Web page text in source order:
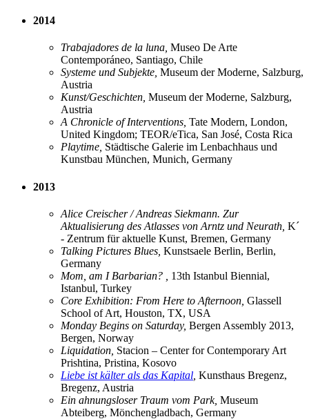
2014
Trabajadores de la luna, Museo De Arte
Contemporáneo, Santiago, Chile
Systeme und Subjekte, Museum der Moderne, Salzburg,
Austria
Kunst/Geschichten, Museum der Moderne, Salzburg,
Austria
A Chronicle of Interventions, Tate Modern, London,
United Kingdom; TEOR/eTica, San José, Costa Rica
Playtime, Städtische Galerie im Lenbachhaus und
Kunstbau München, Munich, Germany
2013
Alice Creischer / Andreas Siekmann. Zur
Aktualisierung des Atlasses von Arntz und Neurath, K´
- Zentrum für aktuelle Kunst, Bremen, Germany
Talking Pictures Blues, Kunstsaele Berlin, Berlin,
Germany
Mom, am I Barbarian? ,
13th Istanbul Biennial,
Istanbul, Turkey
Core Exhibition: From Here to Afternoon, Glassell
School of Art, Houston, TX, USA
Monday Begins on Saturday, Bergen Assembly 2013,
Bergen, Norway
Liquidation, Stacion – Center for Contemporary Art
Prishtina, Pristina, Kosovo
Liebe ist kälter als das Kapital Kunsthaus Bregenz,
Bregenz, Austria
Ein ahnungsloser Traum vom Park, Museum
Abteiberg, Mönchengladbach, Germany